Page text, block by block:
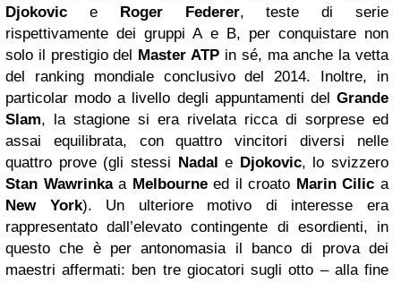
Djokovic e Roger Federer, teste di serie
rispettivamente dei gruppi A e B, per conquistare non
solo il prestigio del Master ATP in sé, ma anche la vetta
del ranking mondiale conclusivo del 2014. Inoltre, in
particolar modo a livello degli appuntamenti del Grande
Slam, la stagione si era rivelata ricca di sorprese ed
assai equilibrata, con quattro vincitori diversi nelle
quattro prove (gli stessi Nadal e Djokovic, lo svizzero
Stan Wawrinkaa Melbourneed il croato Marin Cilic a
New
York). Un ulteriore motivo di interesse era
rappresentato dall’elevato contingente di esordienti, in
questo che è per antonomasia il banco di prova dei
maestri affermati: ben tre giocatori sugli otto – alla fine